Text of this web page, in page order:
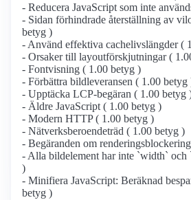
- Reducera JavaScript som inte
- Sidan förhindrade återställning av
betyg )
- Använd effektiva cachelivslängder (
- Orsaker till layoutförskjutningar (
- Fontvisning ( 1.00 betyg )
- Förbättra bildleveransen ( 1.00 betyg
- Upptäcka LCP-begäran ( 1.00 betyg
- Äldre JavaScript ( 1.00 betyg )
- Modern HTTP ( 1.00 betyg )
- Nätverksberoendeträd ( 1.00 betyg )
- Begäranden om
- Alla bildelement har inte `width` och
)
- Minifiera JavaScript: Beräknad
betyg )